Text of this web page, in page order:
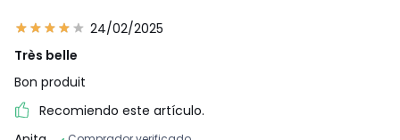
24/02/2025
Très belle
Bon produit
Recomiendo este artículo.